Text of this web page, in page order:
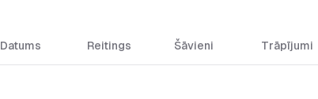
Datums Reitings Šāvieni Trāpījumi